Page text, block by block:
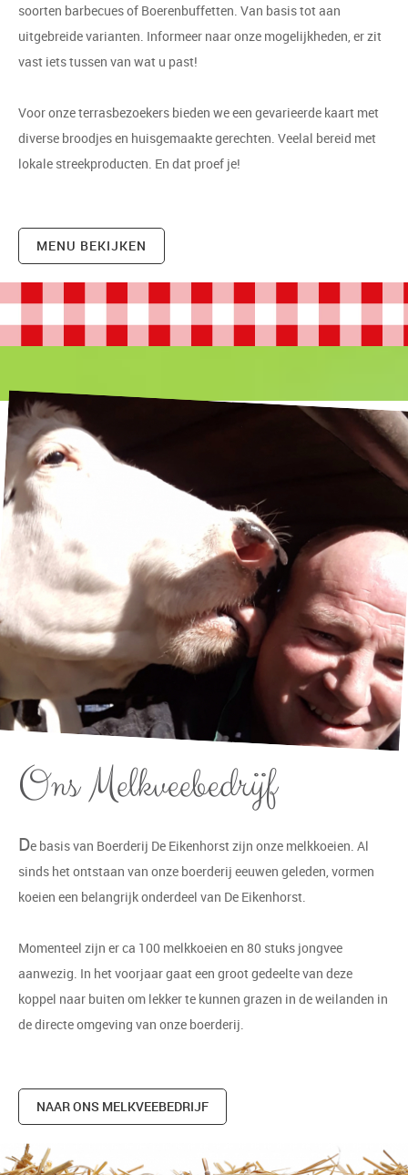
soorten barbecues of Boerenbuffetten. Van basis tot aan
uitgebreide varianten. Informeer naar onze mogelijkheden, er zit
vast iets tussen van wat u past!
Voor onze terrasbezoekers bieden we een gevarieerde kaart met
diverse broodjes en huisgemaakte gerechten. Veelal bereid met
lokale streekproducten. En dat proef je!
MENU BEKIJKEN
Ons Melkveebedrijf
De basis van Boerderij De Eikenhorst zijn onze melkkoeien. Al
sinds het ontstaan van onze boerderij eeuwen geleden, vormen
koeien een belangrijk onderdeel van De Eikenhorst.
Momenteel zijn er ca 100 melkkoeien en 80 stuks jongvee
aanwezig. In het voorjaar gaat een groot gedeelte van deze
koppel naar buiten om lekker te kunnen grazen in de weilanden in
de directe omgeving van onze boerderij.
NAAR ONS MELKVEEBEDRIJF